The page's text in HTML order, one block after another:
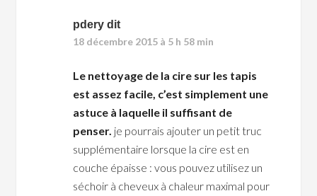
pdery dit
18 décembre 2015 à 5 h 58 min
Le nettoyage de la cire sur les tapis
est assez facile, c’est simplement une
astuce à laquelle il suffisant de
penser. je pourrais ajouter un petit truc
supplémentaire lorsque la cire est en
couche épaisse : vous pouvez utilisez un
séchoir à cheveux à chaleur maximal pour